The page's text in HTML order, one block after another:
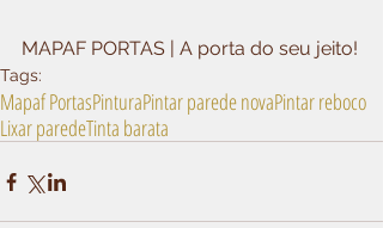
MAPAF PORTAS | A porta do seu jeito!
Tags:
Mapaf PortasPinturaPintar parede novaPintar reboco
Lixar paredeTinta barata